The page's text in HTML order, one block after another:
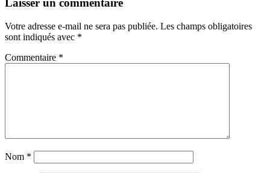
Laisser un commentaire
Votre adresse e-mail ne sera pas publiée. Les champs obligatoires
sont indiqués avec *
Commentaire *
Nom *